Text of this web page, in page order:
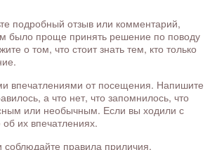
подробный отзыв или комментарий,
было проще принять решение по поводу
о том, что стоит знать тем, кто только
впечатлениями от посещения. Напишите
а что нет, что запомнилось, что
или необычным. Если вы ходили с
их впечатлениях.
соблюдайте правила приличия.